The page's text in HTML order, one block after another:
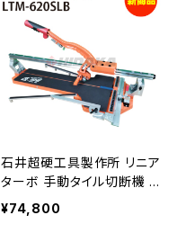
石井超硬工具製作所 リニア
ターボ 手動タイル切断機 L
TM-620SLB かるわりホル
ダー・機械収納バッグ付き
¥74,800